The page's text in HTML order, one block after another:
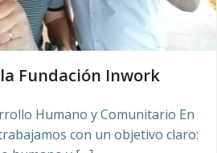
Fundación Inwork
Humano y Comunitario En
con un objetivo claro: